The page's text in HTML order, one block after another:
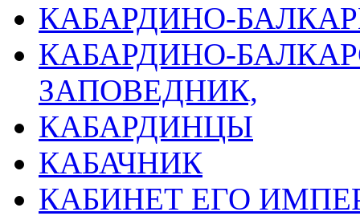
КАБАРДИНО-
КАБАРДИНО-
ЗАПОВЕДНИК,
КАБАРДИНЦЫ
КАБАЧНИК
КАБИНЕТ ЕГО